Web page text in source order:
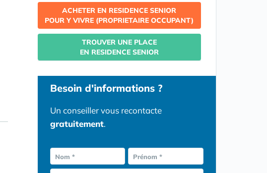
ACHETER EN RESIDENCE SENIOR
POUR Y VIVRE (PROPRIETAIRE OCCUPANT)
TROUVER UNE PLACE
EN RESIDENCE SENIOR
Besoin d'informations ?
Un conseiller vous recontacte
gratuitement.
Nom * Prénom *